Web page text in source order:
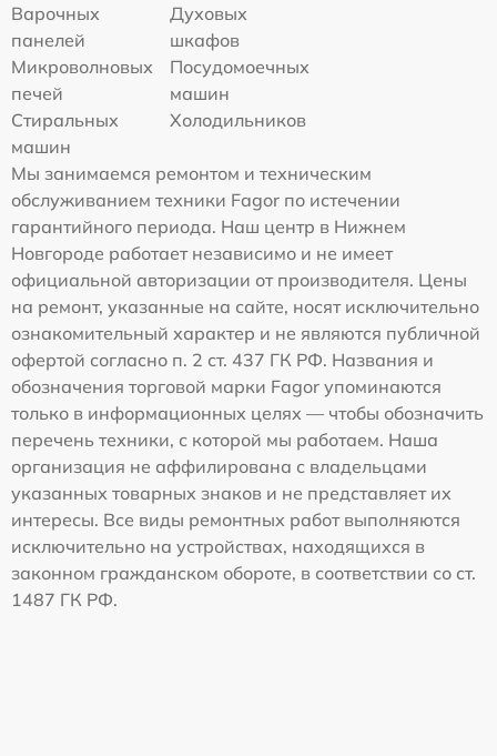
Варочных
панелей
Духовых
шкафов
Микроволновых
печей
Посудомоечных
машин
Стиральных
машин
Холодильников
Мы занимаемся ремонтом и техническим
обслуживанием техники Fagor по истечении
гарантийного периода. Наш центр в Нижнем
Новгороде работает независимо и не имеет
официальной авторизации от производителя. Цены
на ремонт, указанные на сайте, носят исключительно
ознакомительный характер и не являются публичной
офертой согласно п. 2 ст. 437 ГК РФ. Названия и
обозначения торговой марки Fagor упоминаются
только в информационных целях — чтобы обозначить
перечень техники, с которой мы работаем. Наша
организация не аффилирована с владельцами
указанных товарных знаков и не представляет их
интересы. Все виды ремонтных работ выполняются
исключительно на устройствах, находящихся в
законном гражданском обороте, в соответствии со ст.
1487 ГК РФ.